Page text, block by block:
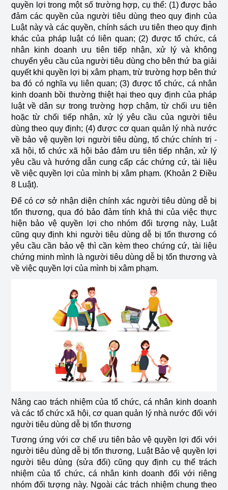
quyền lợi trong một số trường hợp, cụ thể: (1) được bảo
đảm các quyền của người tiêu dùng theo quy định của
Luật này và các quyền, chính sách ưu tiên theo quy định
khác của pháp luật có liên quan; (2) được tổ chức, cá
nhân kinh doanh ưu tiên tiếp nhận, xử lý và không
chuyển yêu cầu của người tiêu dùng cho bên thứ ba giải
quyết khi quyền lợi bị xâm phạm, trừ trường hợp bên thứ
ba đó có nghĩa vụ liên quan; (3) được tổ chức, cá nhân
kinh doanh bồi thường thiệt hại theo quy định của pháp
luật về dân sự trong trường hợp chậm, từ chối ưu tiên
hoặc từ chối tiếp nhận, xử lý yêu cầu của người tiêu
dùng theo quy định; (4) được cơ quan quản lý nhà nước
về bảo vệ quyền lợi người tiêu dùng, tổ chức chính trị -
xã hội, tổ chức xã hội bảo đảm ưu tiên tiếp nhận, xử lý
yêu cầu và hướng dẫn cung cấp các chứng cứ, tài liệu
về việc quyền lợi của mình bị xâm phạm. (Khoản 2 Điều
8 Luật).
Để có cơ sở nhận diện chính xác người tiêu dùng dễ bị
tổn thương, qua đó bảo đảm tính khả thi của việc thực
hiện bảo vệ quyền lợi cho nhóm đối tượng này, Luật
cũng quy định khi người tiêu dùng dễ bị tổn thương có
yêu cầu cần bảo vệ thì cần kèm theo chứng cứ, tài liệu
chứng minh mình là người tiêu dùng dễ bị tổn thương và
về việc quyền lợi của mình bị xâm phạm.
Nâng cao trách nhiệm của tổ chức, cá nhân kinh doanh
và các tổ chức xã hội, cơ quan quản lý nhà nước đối với
người tiêu dùng dễ bị tổn thương
Tương ứng với cơ chế ưu tiên bảo vệ quyền lợi đối với
người tiêu dùng dễ bị tổn thương, Luật Bảo vệ quyền lợi
người tiêu dùng (sửa đổi) cũng quy định cụ thể trách
nhiệm của tổ chức, cá nhân kinh doanh đối với riêng
nhóm đối tượng này. Ngoài các trách nhiệm chung theo